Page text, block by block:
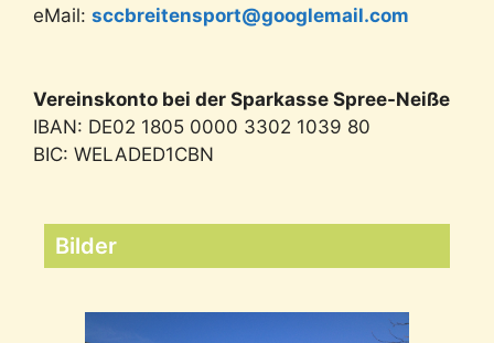
eMail: sccbreitensport@googlemail.com
Vereinskonto bei der Sparkasse Spree-Neiße
IBAN: DE02 1805 0000 3302 1039 80
BIC: WELADED1CBN
Bilder